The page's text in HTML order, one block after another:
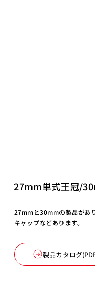
27mm単式王冠/
製品カタログ
27mmと30mmの製品があ
キャップなどあります。